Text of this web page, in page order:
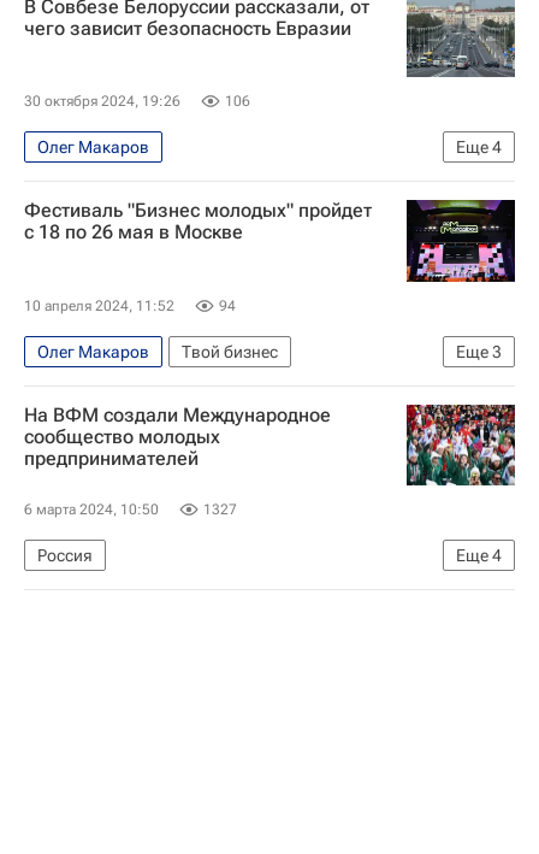
В Совбезе Белоруссии рассказали, от
чего зависит безопасность Евразии
30 октября 2024, 19:26 106
Еще4
Олег Макаров
Парламентское Собрание Союза Беларуси и России
Белоруссия
Россия Евразия
Фестиваль "Бизнес молодых" пройдет
с 18 по 26 мая в Москве
10 апреля 2024, 11:52 94
Еще3
Олег Макаров
Твой бизнес
Твой бизнес – новости
Москва
Федеральное агентство по делам молодежи (Росмолодежь)
На ВФМ создали Международное
сообщество молодых
предпринимателей
6 марта 2024, 10:50 1327
Еще4
Россия
Федеральное агентство по делам молодежи (Росмолодежь)